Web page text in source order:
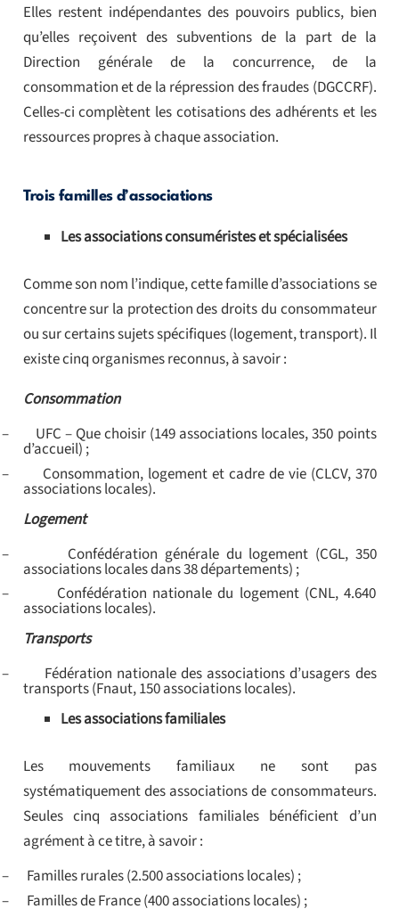
Elles restent indépendantes des pouvoirs publics, bien
qu’elles reçoivent des subventions de la part de la
Direction générale de la concurrence, de la
consommation et de la répression des fraudes (DGCCRF).
Celles-ci complètent les cotisations des adhérents et les
ressources propres à chaque association.
Trois familles d’associations
Les associations consuméristes et spécialisées
Comme son nom l’indique, cette famille d’associations se
concentre sur la protection des droits du consommateur
ou sur certains sujets spécifiques (logement, transport). Il
existe cinq organismes reconnus, à savoir :
Consommation
–
UFC – Que choisir (149 associations locales, 350 points
d’accueil) ;
–
Consommation, logement et cadre de vie (CLCV, 370
associations locales).
Logement
–
Confédération générale du logement (CGL, 350
associations locales dans 38 départements) ;
–
Confédération nationale du logement (CNL, 4.640
associations locales).
Transports
–
Fédération nationale des associations d’usagers des
transports (Fnaut, 150 associations locales).
Les associations familiales
Les mouvements familiaux ne sont pas
systématiquement des associations de consommateurs.
Seules cinq associations familiales bénéficient d’un
agrément à ce titre, à savoir :
–
Familles rurales (2.500 associations locales) ;
–
Familles de France (400 associations locales) ;